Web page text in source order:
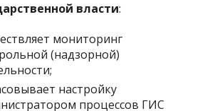
власти:
мониторинг
(надзорной)
настройку
процессов ГИС